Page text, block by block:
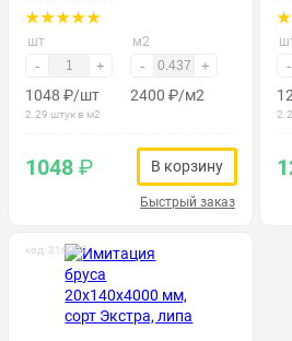
шт
- +
1048 ₽/шт
2.29 штук в м2
м2
- +
2400 ₽/м2
1048 ₽ В корзину
Быстрый заказ
-
код: 316009